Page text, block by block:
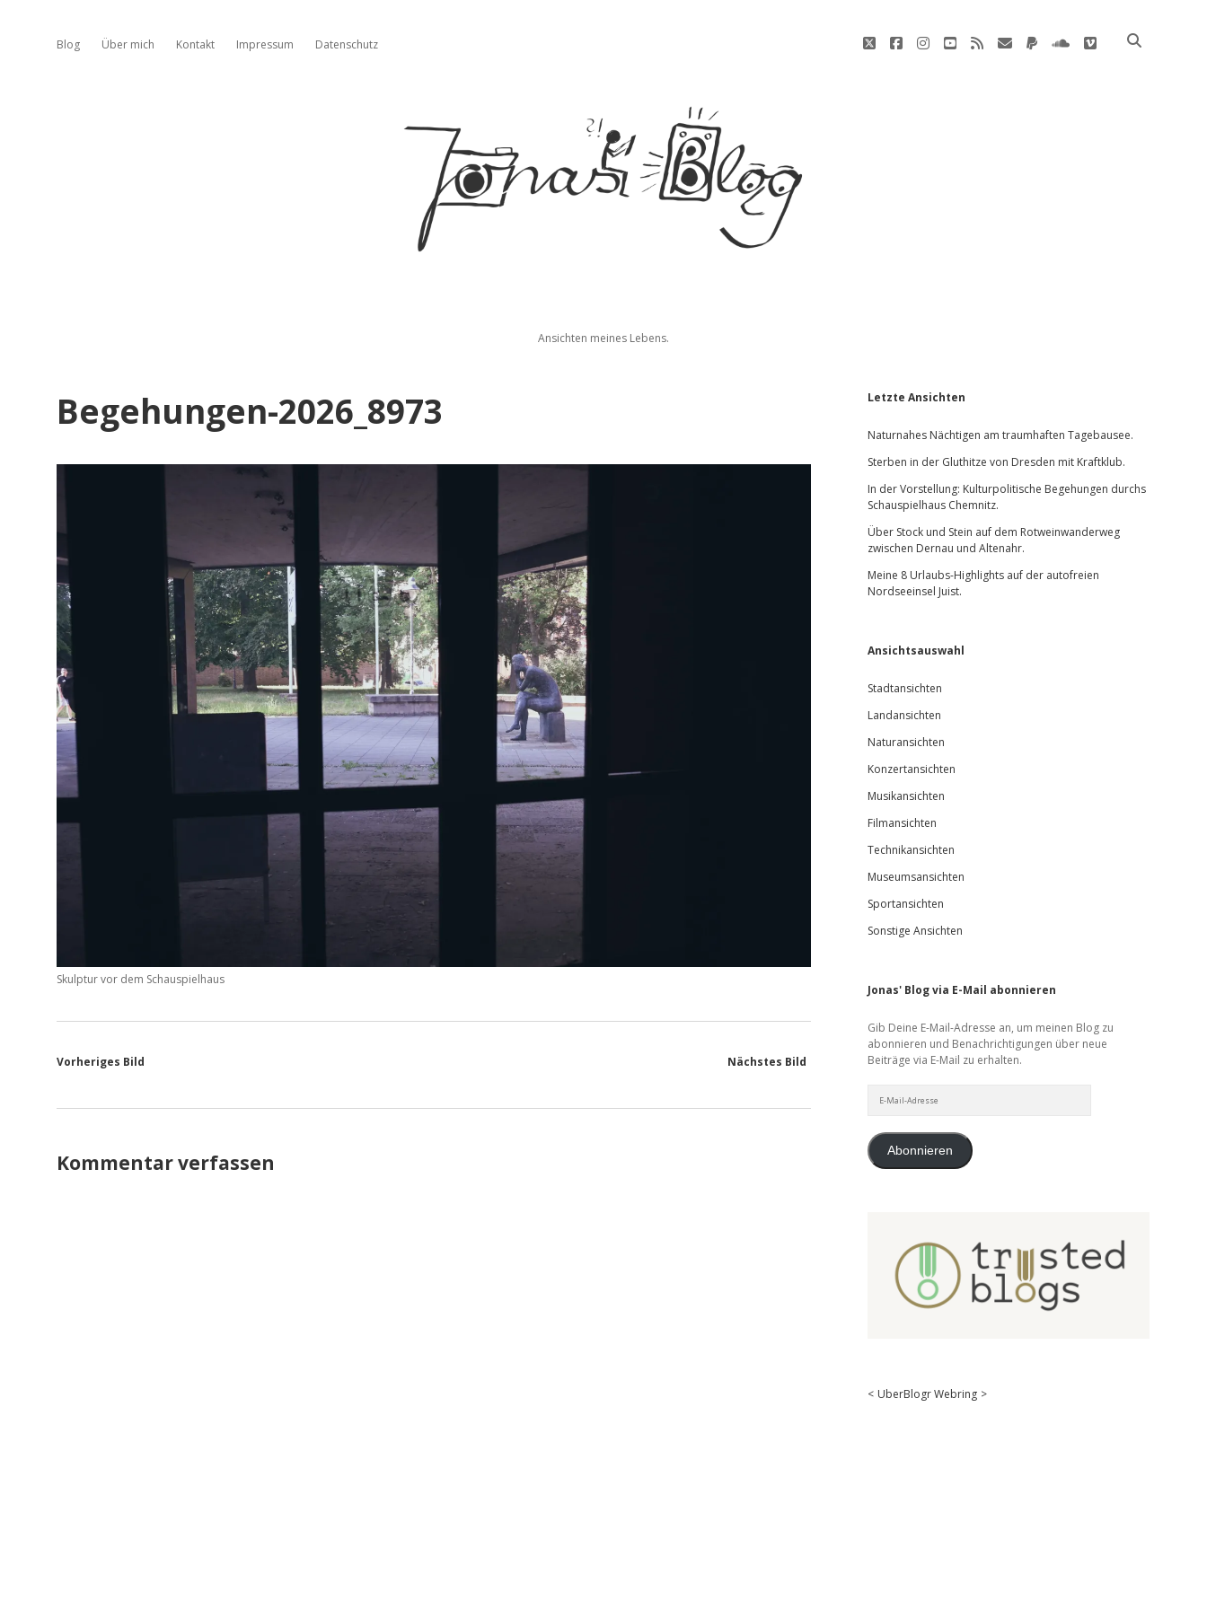
Blog Über mich Kontakt Impressum Datenschutz twitterfacebookinstagram
youtube
rss E-
paypalsoundcloud
vimeo
Jonas'
Blog
Ansichten meines Lebens.
Begehungen-2026_8973
Skulptur vor dem Schauspielhaus
Vorheriges Bild Nächstes Bild
Kommentar verfassen
Sidebar
Letzte Ansichten
Naturnahes Nächtigen am traumhaften Tagebausee.
Sterben in der Gluthitze von Dresden mit Kraftklub.
In der Vorstellung: Kulturpolitische Begehungen durchs
Schauspielhaus Chemnitz.
Über Stock und Stein auf dem Rotweinwanderweg
zwischen Dernau und Altenahr.
Meine 8 Urlaubs-Highlights auf der autofreien
Nordseeinsel Juist.
Ansichtsauswahl
Stadtansichten
Landansichten
Naturansichten
Konzertansichten
Musikansichten
Filmansichten
Technikansichten
Museumsansichten
Sportansichten
Sonstige Ansichten
Jonas' Blog via E-Mail abonnieren
Gib Deine E-Mail-Adresse an, um meinen Blog zu
abonnieren und Benachrichtigungen über neue
Beiträge via E-Mail zu erhalten.
Mail-
Abonnieren
< UberBlogr Webring >